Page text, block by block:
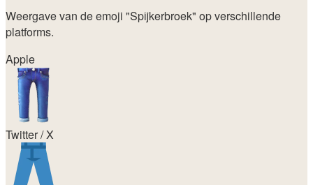
Weergave van de emoji "Spijkerbroek" op verschillende
platforms.
Apple
Twitter / X